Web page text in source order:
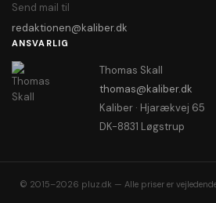
Send mail til
redaktionen@kaliber.dk
ANSVARLIG
Thomas Skall
thomas@kaliber.dk
Kaliber · Hjarækvej 65
DK-8831 Løgstrup
© 2015–2026 pluz.dk — Alle priser er